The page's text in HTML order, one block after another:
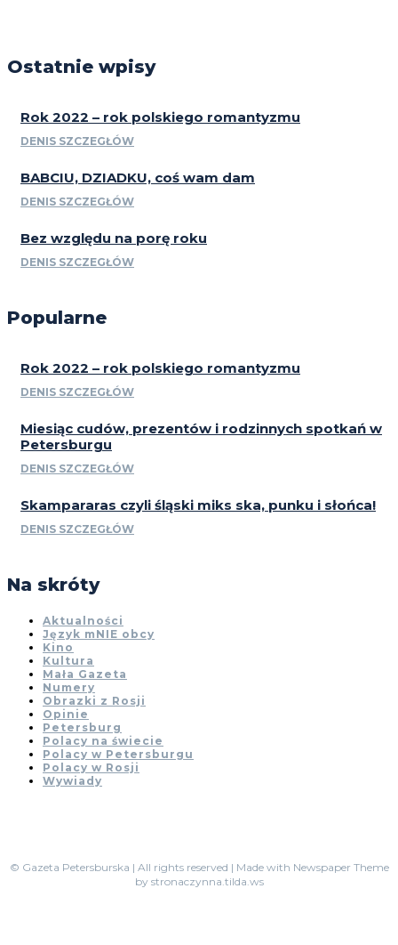
Ostatnie wpisy
Rok 2022 – rok polskiego romantyzmu
DENIS SZCZEGŁÓW
BABCIU, DZIADKU, coś wam dam
DENIS SZCZEGŁÓW
Bez względu na porę roku
DENIS SZCZEGŁÓW
Popularne
Rok 2022 – rok polskiego romantyzmu
DENIS SZCZEGŁÓW
Miesiąc cudów, prezentów i rodzinnych spotkań w
Petersburgu
DENIS SZCZEGŁÓW
Skampararas czyli śląski miks ska, punku i słońca!
DENIS SZCZEGŁÓW
Na skróty
Aktualności
Język mNIE obcy
Kino
Kultura
Mała Gazeta
Numery
Obrazki z Rosji
Opinie
Petersburg
Polacy na świecie
Polacy w Petersburgu
Polacy w Rosji
Wywiady
© Gazeta Petersburska | All rights reserved | Made with Newspaper Theme
by stronaczynna.tilda.ws